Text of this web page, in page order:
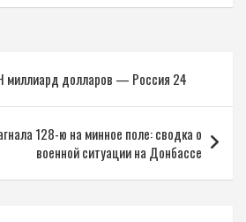
миллиард долларов — Россия 24
128-ю на минное поле: сводка о
военной ситуации на Донбассе